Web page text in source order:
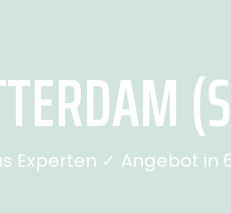
Experten ✓ Angebot in